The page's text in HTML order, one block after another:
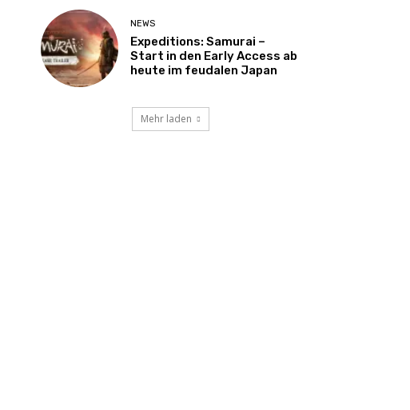
NEWS
Expeditions: Samurai –
Start in den Early Access ab
heute im feudalen Japan
Mehr laden